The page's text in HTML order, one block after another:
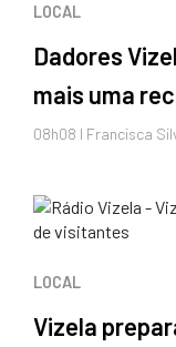
LOCAL
Dadores
mais uma
08h08 I Francisca
LOCAL
Vizela